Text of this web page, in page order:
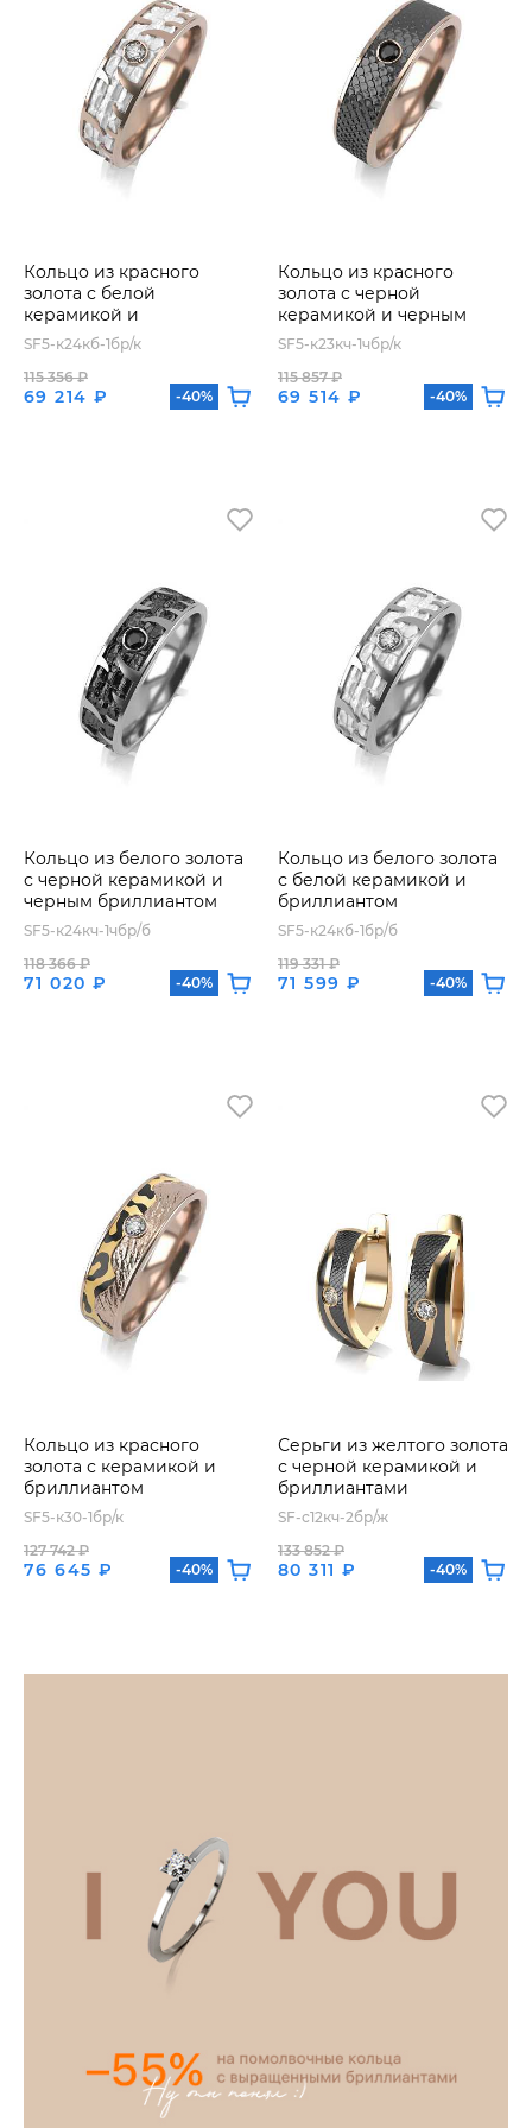
Кольцо из красного
золота с белой
керамикой и
бриллиантом
SF5-к24кб-1бр/к
69 214 ₽
115 356 ₽
-40%
Кольцо из красного
золота с черной
керамикой и черным
бриллиантом
SF5-к23кч-1чбр/к
69 514 ₽
115 857 ₽
-40%
Кольцо из белого золота
с черной керамикой и
черным бриллиантом
SF5-к24кч-1чбр/б
71 020 ₽
118 366 ₽
-40%
Кольцо из белого золота
с белой керамикой и
бриллиантом
SF5-к24кб-1бр/б
71 599 ₽
119 331 ₽
-40%
Кольцо из красного
золота с керамикой и
бриллиантом
SF5-к30-1бр/к
76 645 ₽
127 742 ₽
-40%
Серьги из желтого золота
с черной керамикой и
бриллиантами
SF-с12кч-2бр/ж
80 311 ₽
133 852 ₽
-40%